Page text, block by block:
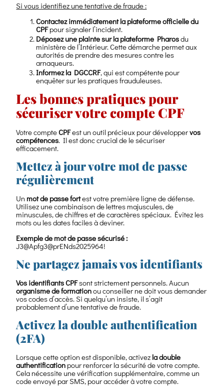
Si vous identifiez une tentative de fraude :
Contactez immédiatement la plateforme officielle du
CPFpour signaler l’incident.
Déposez une plainte sur la plateforme Pharosdu
ministère de l’Intérieur. Cette démarche permet aux
autorités de prendre des mesures contre les
arnaqueurs.
Informez la DGCCRF, qui est compétente pour
enquêter sur les pratiques frauduleuses.
Les bonnes pratiques pour
sécuriser votre compte CPF
Votre compteCPFest un outil précieux pour développervos
compétences. Il est donc crucial de le sécuriser
efficacement.
Mettez à jour votre mot de passe
régulièrement
Un mot de passe fortest votre première ligne de défense.
Utilisez une combinaison de lettres majuscules, de
minuscules, de chiffres et de caractères spéciaux. Évitez les
mots ou les dates faciles à deviner.
Exemple de mot de passe sécurisé :
J3@Apfg3@prENds2025964!
Ne partagez jamais vos identifiants
Vos identifiants CPFsont strictement personnels. Aucun
organisme de formationou conseiller ne doit vous demander
vos codes d’accès. Si quelqu’un insiste, il s’agit
probablement d’une tentative de fraude.
Activez la double authentification
(2FA)
Lorsque cette option est disponible, activez la double
authentification pour renforcer la sécurité de votre compte.
Cela nécessite une vérification supplémentaire, comme un
code envoyé par SMS, pour accéder à votre compte.